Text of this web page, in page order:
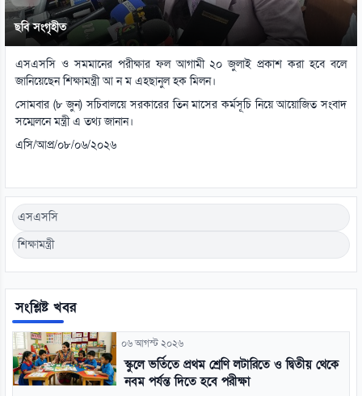
ছবি সংগৃহীত
এসএসসি ও সমমানের পরীক্ষার ফল আগামী ২০ জুলাই প্রকাশ করা হবে বলে
জানিয়েছেন শিক্ষামন্ত্রী আ ন ম এহছানুল হক মিলন।
সোমবার (৮ জুন) সচিবালয়ে সরকারের তিন মাসের কর্মসূচি নিয়ে আয়োজিত সংবাদ
সম্মেলনে মন্ত্রী এ তথ্য জানান।
এসি/আপ্র/০৮/০৬/২০২৬
এসএসসি
শিক্ষামন্ত্রী
সংশ্লিষ্ট খবর
০৬ আগস্ট ২০২৬
স্কুলে ভর্তিতে প্রথম শ্রেণি লটারিতে ও দ্বিতীয় থেকে
নবম পর্যন্ত দিতে হবে পরীক্ষা